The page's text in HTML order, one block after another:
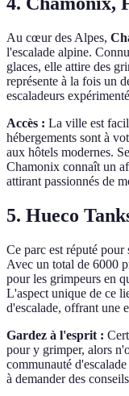
Au cœur des Alpes,
l'escalade alpine.
glaces, elle attire des
représente à la fois un
escaladeurs
Accès : La ville est
hébergements sont à
aux hôtels modernes.
Chamonix connaît un
attirant passionnés de
5. Hueco
Ce parc est réputé
Avec un total de 6000
pour les grimpeurs en
L'aspect unique de ce
d'escalade, offrant une
Gardez à l'esprit :
pour y grimper, alors
communauté
à demander des